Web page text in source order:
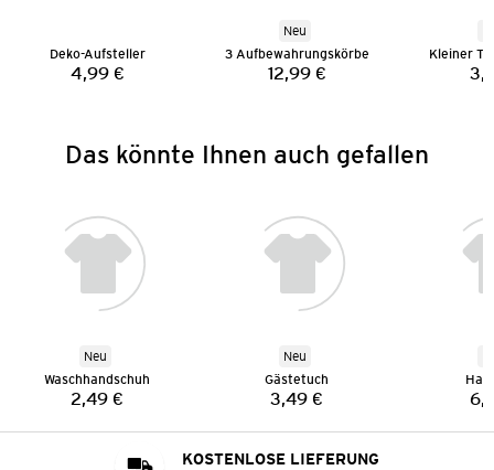
Deko-Aufsteller
Preis:
4,99 €
Neu
3 Aufbewahrungskörbe
Preis:
12,99 €
Kleiner
Das könnte Ihnen auch gefallen
Neu
Waschhandschuh
Preis:
2,49 €
Neu
Gästetuch
Preis:
3,49 €
KOSTENLOSE LIEFERUNG